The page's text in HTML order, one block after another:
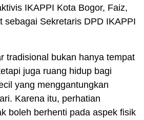
IKAPPI Kota Bogor, Faiz,
sebagai Sekretaris DPD IKAPPI
tradisional bukan hanya tempat
juga ruang hidup bagi
yang menggantungkan
Karena itu, perhatian
boleh berhenti pada aspek fisik